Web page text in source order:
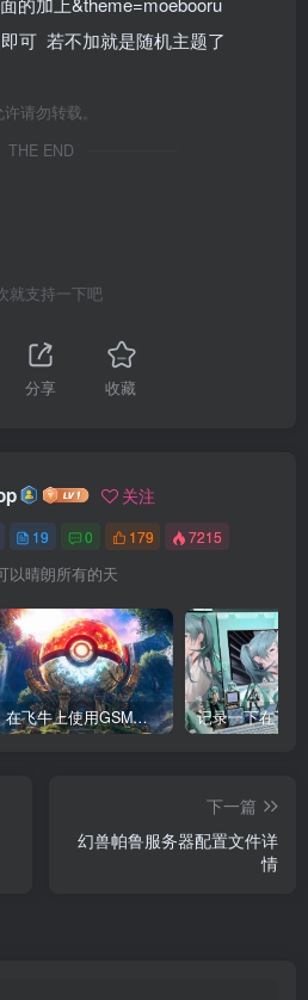
可 若不加就是随机主题了
请勿转载。
THE END
就支持一下吧
分享 收藏
关注
19 0 179 7215
以晴朗所有的天
在飞牛上使用GSM面板搭建steam游戏与我的世界服务器
下一篇
幻兽帕鲁服务器配置文件详
情